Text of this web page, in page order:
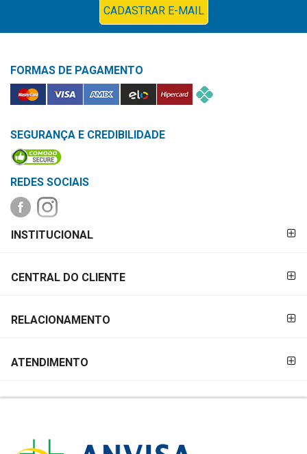
e
Monitores
Socorros
Casa
e
OFERTAS
OFERTAS
CADASTRAR E-MAIL
FORMAS DE PAGAMENTO
SEGURANÇA E CREDIBILIDADE
REDES SOCIAIS
PAGAMENTO
INSTITUCIONAL
CENTRAL DO CLIENTE
RELACIONAMENTO
ATENDIMENTO